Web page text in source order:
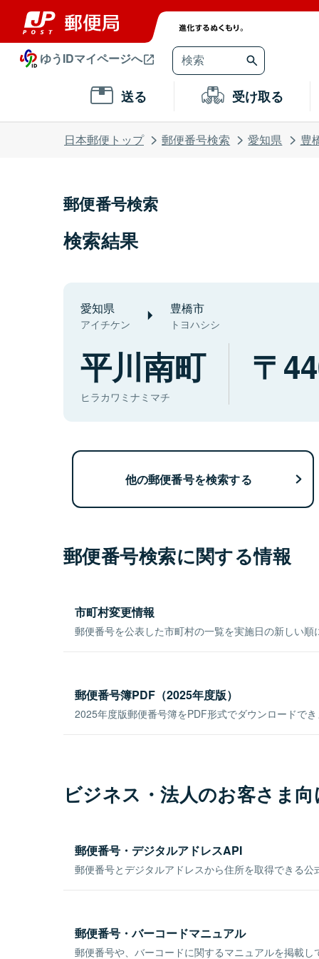
ゆうIDマイページへ
送る 受け取る
日本郵便トップ 郵便番号検索 愛知県 豊
郵便番号検索
検索結果
愛知県
アイチケン
豊橋市
トヨハシシ
平川南町
ヒラカワミナミマチ
他の郵便番号を検索する
郵便番号検索に関する情報
市町村変更情報
郵便番号を公表した市町村の一覧を実施日の新しい順
郵便番号簿PDF（2025年度版）
2025年度版郵便番号簿をPDF形式でダウンロードで
ビジネス・法人のお客さま
郵便番号・デジタルアドレスAPI
郵便番号とデジタルアドレスから住所を取得できる公
郵便番号・バーコードマニュアル
郵便番号や、バーコードに関するマニュアルを掲載し